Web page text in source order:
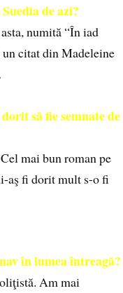
de azi?
numită “În iad
un citat din Madeleine
să fie semnate de
mai bun roman pe
aş fi dorit mult s-o fi
în lumea întreagă?
Am mai